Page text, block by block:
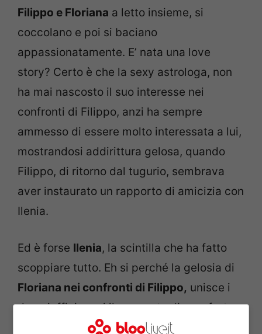
Filippo e Floriana a letto insieme, si
coccolano e poi si baciano
appassionatamente. E’ nata una love
story? Certo è che la sexy astrologa, non
ha mai nascosto il suo interesse nei
confronti di Filippo, anzi ha sempre
ammesso di essere molto interessata a lui,
mostrandosi addirittura gelosa, quando
Filippo, di ritorno dal tugurio, sembrava
aver instaurato un rapporto di amicizia con
Ilenia.
Ed è forse Ilenia, la scintilla che ha fatto
scoppiare tutto. Eh si perché la gelosia di
Floriana nei confronti di Filippo, unisce i
due gieffini e poi il momento di sconforto
del concorrente riminese, unisce